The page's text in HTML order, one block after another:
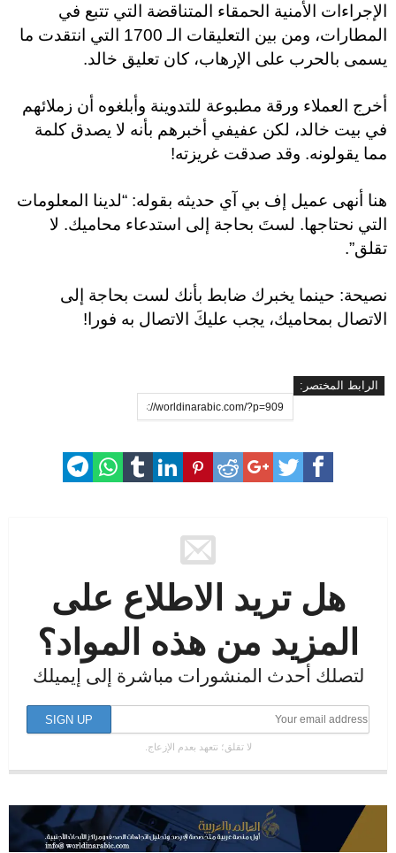
الإجراءات الأمنية الحمقاء المتناقضة التي تتبع في
المطارات، ومن بين التعليقات الـ 1700 التي انتقدت ما
يسمى بالحرب على الإرهاب، كان تعليق خالد.
أخرج العملاء ورقة مطبوعة للتدوينة وأبلغوه أن زملائهم
في بيت خالد، لكن عفيفي أخبرهم بأنه لا يصدق كلمة
مما يقولونه. وقد صدقت غريزته!
هنا أنهى عميل إف بي آي حديثه بقوله: “لدينا المعلومات
التي نحتاجها. لستَ بحاجة إلى استدعاء محاميك. لا
تقلق”.
نصيحة: حينما يخبرك ضابط بأنك لست بحاجة إلى
الاتصال بمحاميك، يجب عليكَ الاتصال به فورا!
الرابط المختصر:
هل تريد الاطلاع على
المزيد من هذه المواد؟
لتصلك أحدث المنشورات مباشرة إلى إيميلك
لا تقلق؛ نتعهد بعدم الإزعاج.